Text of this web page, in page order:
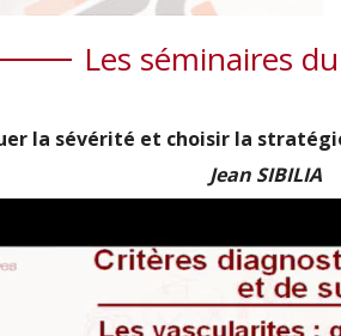
Les séminaires
la sévérité et choisir la
Jean SIBILIA